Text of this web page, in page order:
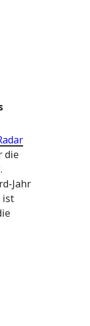
die
Jahr
ist